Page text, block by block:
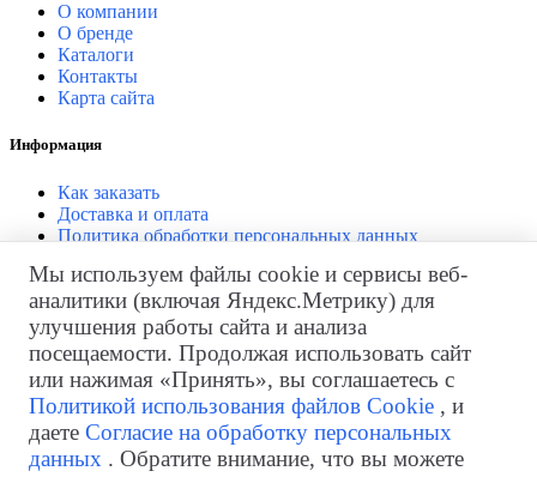
О компании
О бренде
Каталоги
Контакты
Карта сайта
Информация
Как заказать
Доставка и оплата
Политика обработки персональных данных
Личный кабинет
Личный кабинет
История заказов
Закладки
Рассылка
Возврат товара
Мы используем файлы cookie и сервисы веб-
аналитики (включая Яндекс.Метрику) для
улучшения работы сайта и анализа
посещаемости. Продолжая использовать сайт
или нажимая «Принять», вы соглашаетесь с
Политикой использования файлов Cookie , и
даете Согласие на обработку персональных
данных . Обратите внимание, что вы можете